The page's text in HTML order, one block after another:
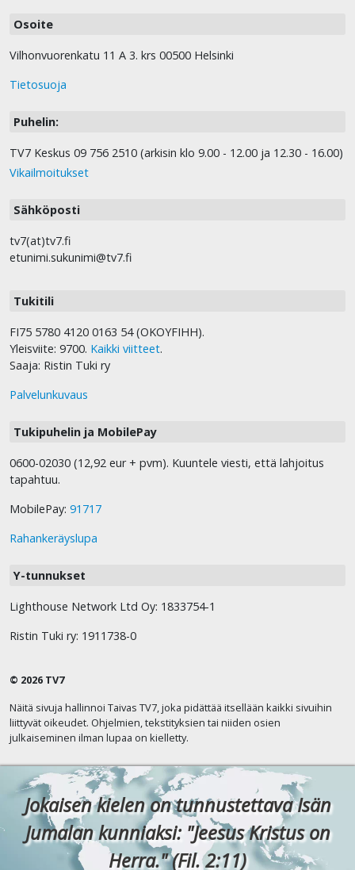
Osoite
Vilhonvuorenkatu 11 A 3. krs 00500 Helsinki
Tietosuoja
Puhelin:
TV7 Keskus 09 756 2510 (arkisin klo 9.00 - 12.00 ja 12.30 - 16.00)
Vikailmoitukset
Sähköposti
tv7(at)tv7.fi
etunimi.sukunimi@tv7.fi
Tukitili
FI75 5780 4120 0163 54 (OKOYFIHH).
Yleisviite: 9700. Kaikki viitteet.
Saaja: Ristin Tuki ry
Palvelunkuvaus
Tukipuhelin ja MobilePay
0600-02030 (12,92 eur + pvm). Kuuntele viesti, että lahjoitus
tapahtuu.
MobilePay: 91717
Rahankeräyslupa
Y-tunnukset
Lighthouse Network Ltd Oy: 1833754-1
Ristin Tuki ry: 1911738-0
© 2026 TV7
Näitä sivuja hallinnoi Taivas TV7, joka pidättää itsellään kaikki sivuihin
liittyvät oikeudet. Ohjelmien, tekstityksien tai niiden osien
julkaiseminen ilman lupaa on kielletty.
Jokaisen kielen on tunnustettava Isän
Jumalan kunniaksi: "Jeesus Kristus on
Herra." (Fil. 2:11)